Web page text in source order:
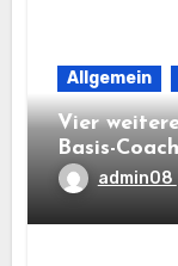
Allgemein
Vier
Basis-Coach
admin08